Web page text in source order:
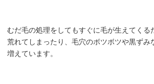
むだ毛の処理をしてもすぐに毛が生えてくる
荒れてしまったり、毛穴のボツボツや黒ずみ
増えています。